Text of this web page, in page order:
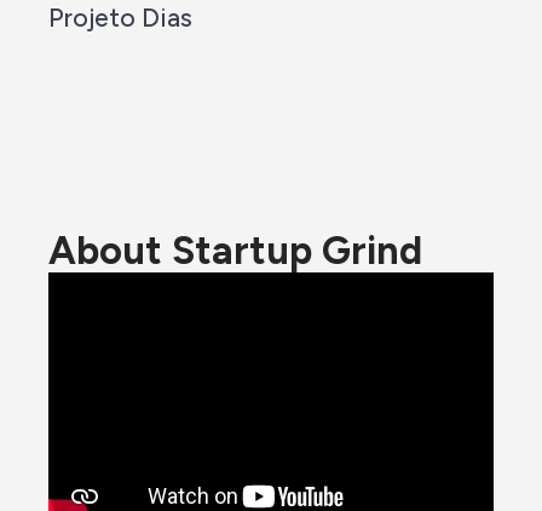
Projeto Dias
About Startup Grind